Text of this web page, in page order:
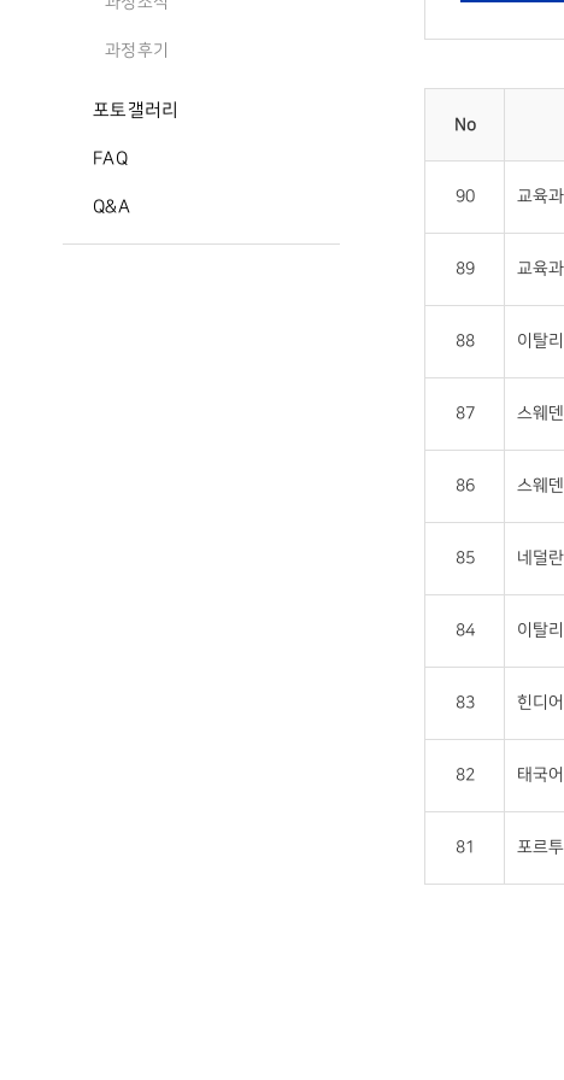
과정후기
포토갤러리
FAQ
Q&A
No
90 교육
89 교육
88 이탈
87 스웨
86 스웨
85 네덜
84 이탈
83 힌디
82 태국
81 포르